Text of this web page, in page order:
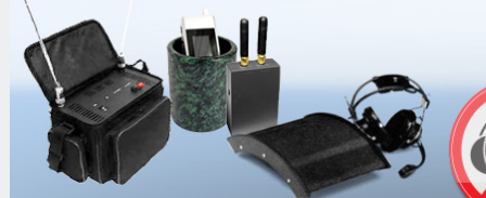
оборудование
Контроль доступа
Каталог/Антитеррористическое
безопасности индивидуального
Бронежилеты наружного